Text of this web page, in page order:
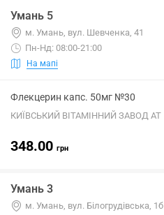
Умань 5
м. Умань, вул. Шевченка, 41
Пн-Нд: 08:00-21:00
На мапі
Флекцерин капс. 50мг №30
КИЇВСЬКИЙ ВІТАМІННИЙ ЗАВОД АТ
348.00 грн
Умань 3
м. Умань, вул. Білогрудівська, 1б